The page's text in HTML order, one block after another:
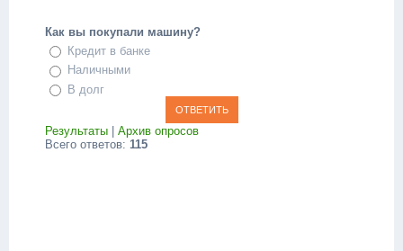
Как вы покупали машину?
Кредит в банке
Наличными
В долг
Результаты
Архив опросов
Всего ответов: 115